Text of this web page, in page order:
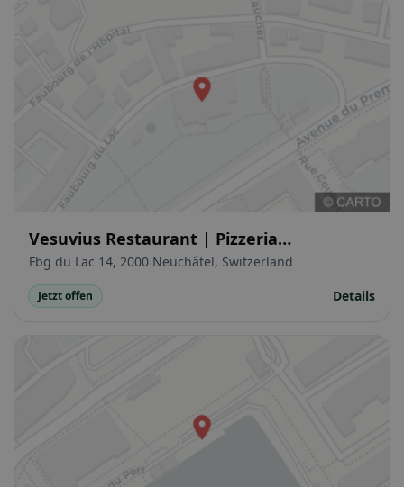
Vesuvius Restaurant | Pizzeria
Napoletana
Fbg du Lac 14, 2000 Neuchâtel, Switzerland
Jetzt offen Details